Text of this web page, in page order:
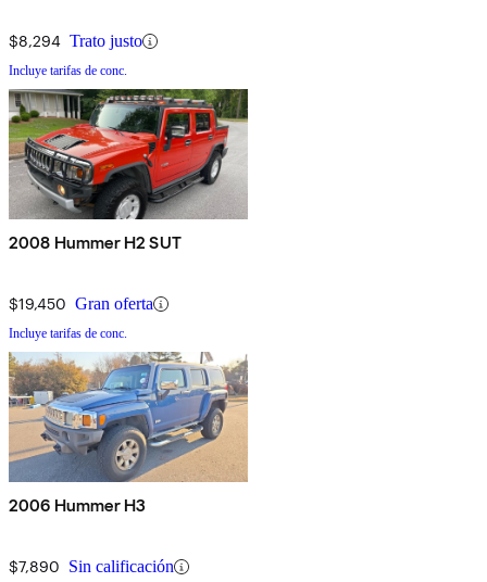
$8,294 Trato justo
Incluye tarifas de conc.
2008 Hummer H2 SUT
$19,450 Gran oferta
Incluye tarifas de conc.
2006 Hummer H3
$7,890 Sin calificación